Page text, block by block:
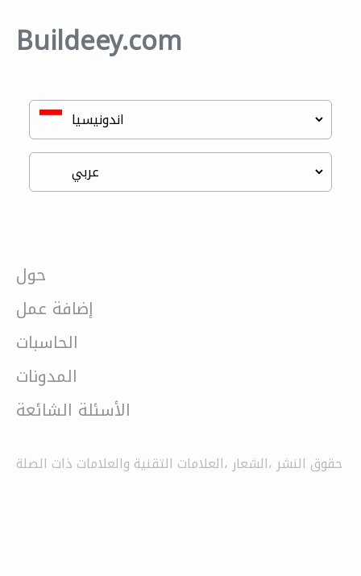
Buildeey.com
حول
إضافة عمل
الحاسبات
المدونات
الأسئلة الشائعة
حقوق النشر ،الشعار ،العلامات التقنية والعلامات ذات الصلة